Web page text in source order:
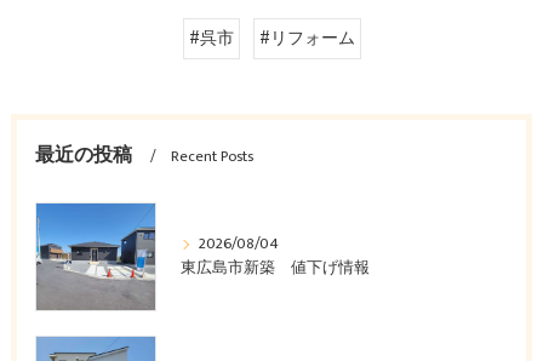
#呉市 #リフォーム
最近の投稿 Recent Posts
2026/08/04
東広島市新築 値下げ情報